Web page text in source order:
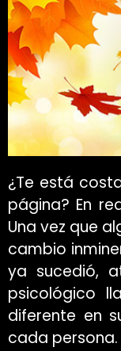
¿Te está
página? En
Una vez que
cambio
ya sucedió,
psicológico
diferente en
cada persona.